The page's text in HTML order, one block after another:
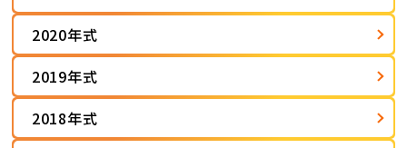
2020年式
2019年式
2018年式